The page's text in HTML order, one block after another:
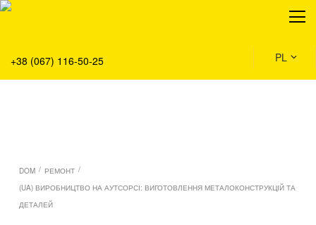
+38 (067) 116-50-25 PL
O nas
Serwis
Rozwiązania
DOM / РЕМОНТ /
(UA) ВИРОБНИЦТВО НА АУТСОРСІ: ВИГОТОВЛЕННЯ МЕТАЛОКОНСТРУКЦІЙ ТА
ДЕТАЛЕЙ